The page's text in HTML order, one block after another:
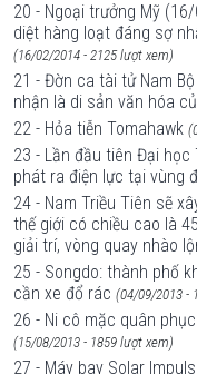
20 - Ngoại trưởng Mỹ
diệt hàng loạt đáng sợ
(16/02/2014 - 2125 lượt xem)
21 - Đờn ca tài tử Nam
nhận là di sản văn hóa
22 - Hỏa tiễn Tomahawk
23 - Lần đầu tiên Đại
phát ra điện lực tại vùng
24 - Nam Triều Tiên sẽ
thế giới có chiều cao là
giải trí, vòng quay nhào
25 - Songdo: thành phố
cần xe đổ rác (04/09/2013 -
26 - Ni cô mặc quân
(15/08/2013 - 1859 lượt xem)
27 - Máy bay Solar